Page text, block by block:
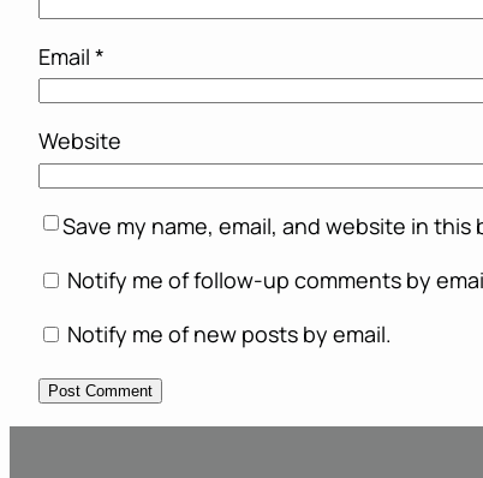
Email *
Website
Save my name, email, and website in
Notify me of follow-up comments by
Notify me of new posts by email.